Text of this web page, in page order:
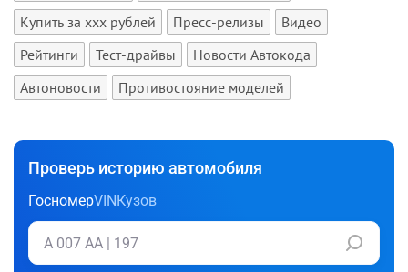
Купить за xxx рублей
Пресс-релизы
Видео
Рейтинги
Тест-драйвы
Новости Автокода
Автоновости
Противостояние моделей
Проверь историю автомобиля
ГосномерVIN Кузов